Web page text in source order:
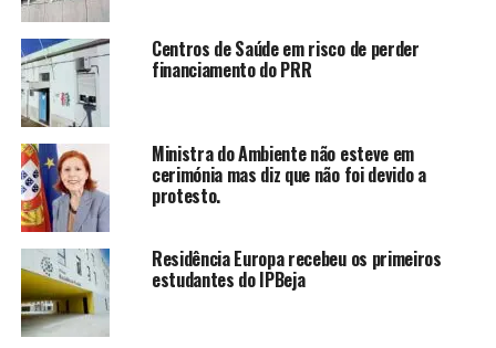
Centros de Saúde em risco de perder
financiamento do PRR
Ministra do Ambiente não esteve em
cerimónia mas diz que não foi devido a
protesto.
Residência Europa recebeu os primeiros
estudantes do IPBeja